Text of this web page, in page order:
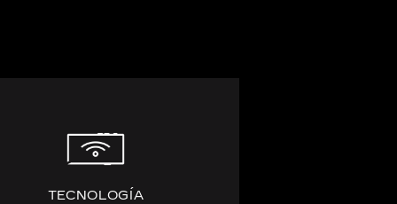
TECNOLOGÍA